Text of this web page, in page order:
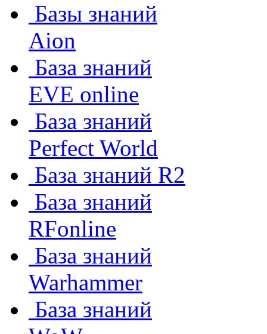
Базы знаний
Aion
База знаний
EVE online
База знаний
Perfect World
База знаний R2
База знаний
RFonline
База знаний
Warhammer
База знаний